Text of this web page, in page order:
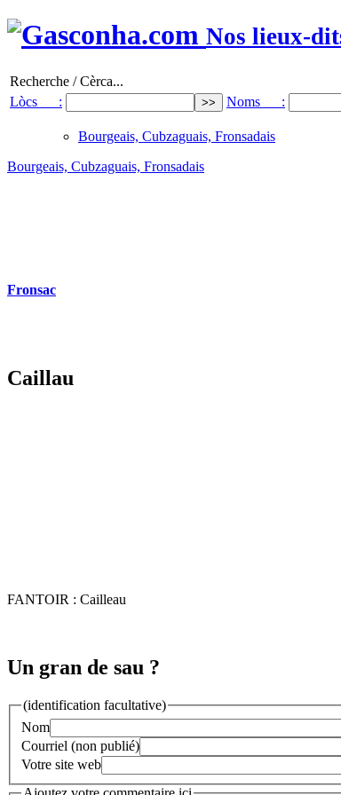
Nos lieux-
Recherche / Cèrca...
Lòcs :
Noms :
Bourgeais, Cubzaguais, Fronsadais
Bourgeais, Cubzaguais, Fronsadais
Fronsac
Caillau
FANTOIR : Cailleau
Un gran de sau ?
(identification facultative)
Nom
Courriel (non publié)
Votre site web